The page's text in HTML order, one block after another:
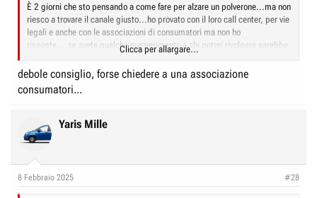
È 2 giorni che sto pensando a come fare per alzare un polverone...ma non
riesco a trovare il canale giusto...ho provato con il loro call center, per vie
legali e anche con le associazioni di consumatori ma non ho
risposte....se avete qualche suggerimento a chi potrei rivolgere sarebbe
Clicca per allargare...
debole consiglio, forse chiedere a una associazione
consumatori...
Yaris Mille
8 Febbraio 2025 #28